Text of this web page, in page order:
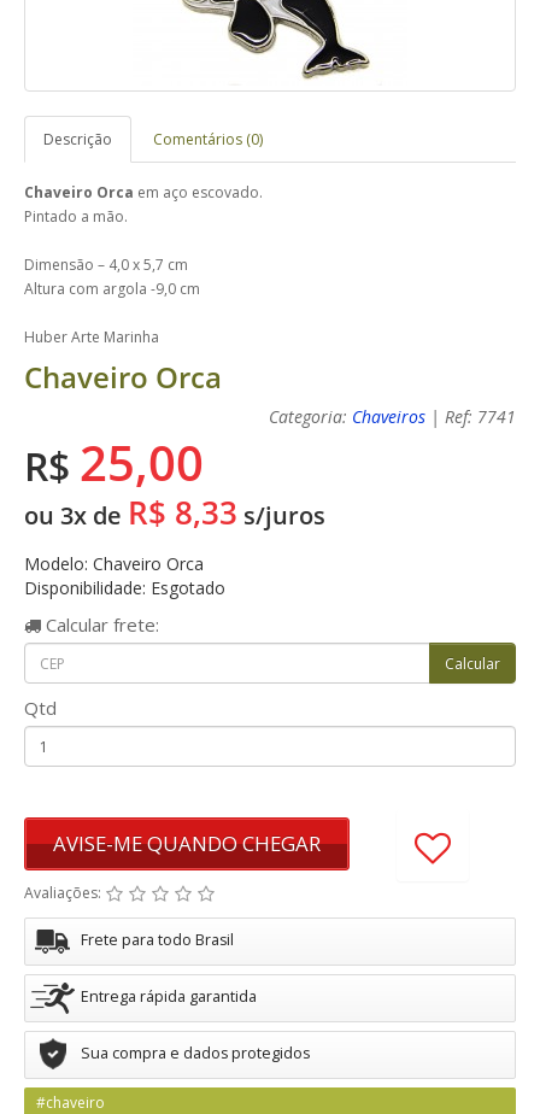
Descrição Comentários (0)
Chaveiro Orca em aço escovado.
Pintado a mão.
Dimensão – 4,0 x 5,7 cm
Altura com argola -9,0 cm
Huber Arte Marinha
Chaveiro Orca
Categoria: Chaveiros | Ref: 7741
R$ 25,00
ou 3x de R$ 8,33 s/juros
Modelo: Chaveiro Orca
Disponibilidade: Esgotado
Calcular frete:
Qtd
AVISE-ME QUANDO CHEGAR
Avaliações:
Frete para todo Brasil
Entrega rápida garantida
Sua compra e dados protegidos
#chaveiro